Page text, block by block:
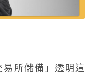
所儲備」透明這